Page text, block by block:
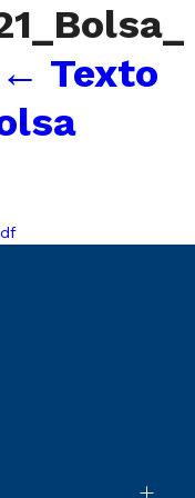
← Texto